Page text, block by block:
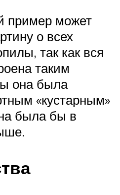
пример может
о всех
так как вся
таким
она была
«кустарным»
была бы в